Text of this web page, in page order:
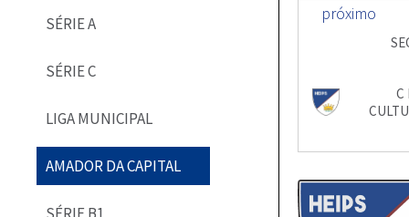
SÉRIE A
SÉRIE C
LIGA MUNICIPAL
AMADOR DA CAPITAL
próximo
C